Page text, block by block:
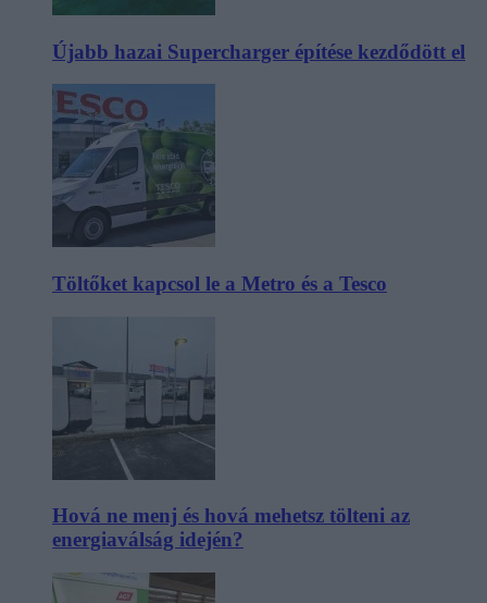
Újabb hazai Supercharger építése kezdődött el
Töltőket kapcsol le a Metro és a Tesco
Hová ne menj és hová mehetsz tölteni az
energiaválság idején?